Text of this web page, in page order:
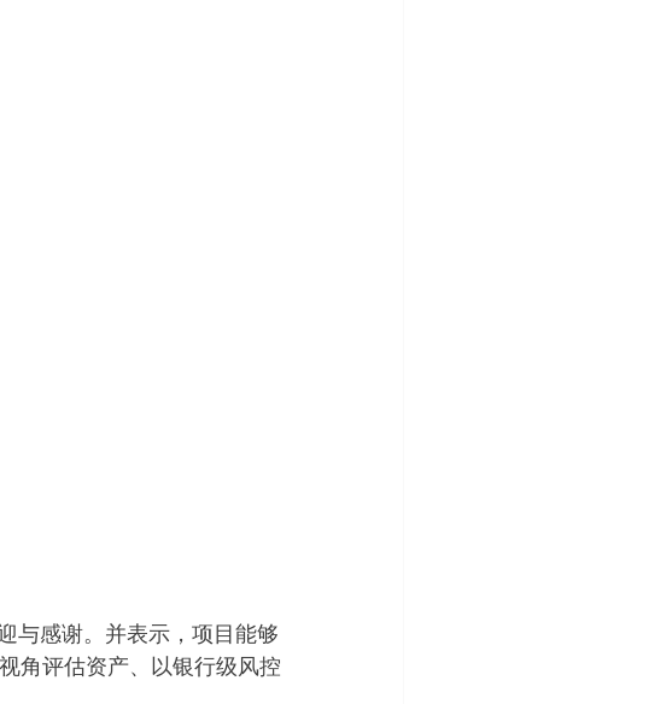
与感谢。并表示，项目能够
角评估资产、以银行级风控